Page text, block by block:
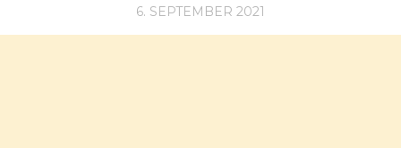
6. SEPTEMBER 2021